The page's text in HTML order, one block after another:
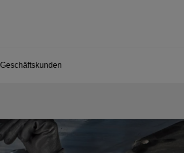
Geschäftskunden